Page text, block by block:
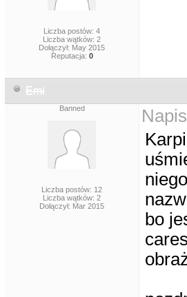
Liczba postów: 4
Liczba wątków: 2
Dołączył: May 2015
Reputacja: 0
Emi
Banned
Liczba postów: 12
Liczba wątków: 2
Dołączył: Mar 2015
bo